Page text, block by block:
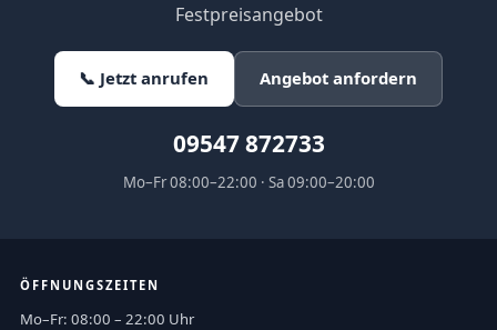
Festpreisangebot
📞 Jetzt anrufen Angebot anfordern
09547 872733
Mo–Fr 08:00–22:00 · Sa 09:00–20:00
ÖFFNUNGSZEITEN
Mo–Fr: 08:00 – 22:00 Uhr